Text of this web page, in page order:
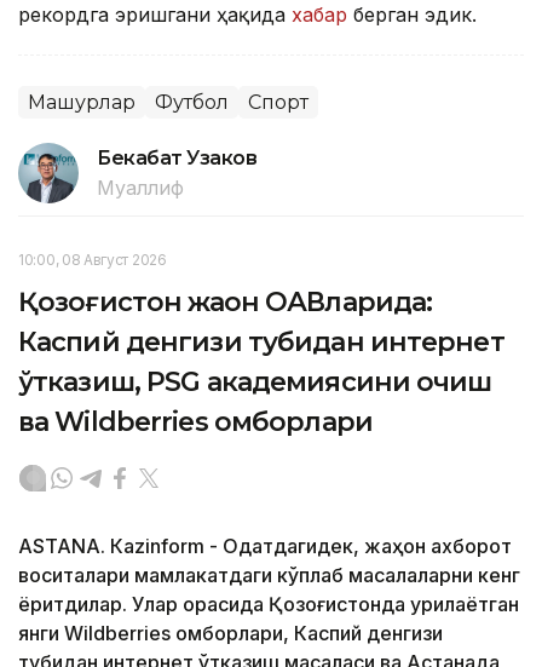
рекордга эришгани ҳақида хабар берган эдик.
Машҳурлар Футбол Спорт
Бекабат Узаков
Муаллиф
10:00, 08 Август 2026
Қозоғистон жаҳон ОАВларида:
Каспий денгизи тубидан интернет
ўтказиш, PSG академиясини очиш
ва Wildberries омборлари
ASTANА. Кazinform - Одатдагидек, жаҳон ахборот
воситалари мамлакатдаги кўплаб масалаларни кенг
ёритдилар. Улар орасида Қозоғистонда қурилаётган
янги Wildberries омборлари, Каспий денгизи
тубидан интернет ўтказиш масаласи ва Астанада